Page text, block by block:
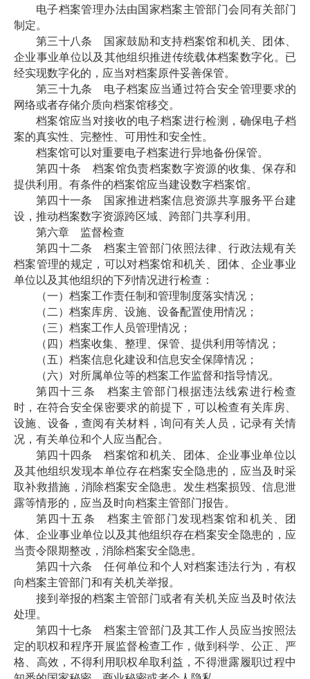
电子档案管理办法由国家档案主管部门会同有关部门
制定。
第三十八条 国家鼓励和支持档案馆和机关、团体、
企业事业单位以及其他组织推进传统载体档案数字化。已
经实现数字化的，应当对档案原件妥善保管。
第三十九条 电子档案应当通过符合安全管理要求的
网络或者存储介质向档案馆移交。
档案馆应当对接收的电子档案进行检测，确保电子档
案的真实性、完整性、可用性和安全性。
档案馆可以对重要电子档案进行异地备份保管。
第四十条 档案馆负责档案数字资源的收集、保存和
提供利用。有条件的档案馆应当建设数字档案馆。
第四十一条 国家推进档案信息资源共享服务平台建
设，推动档案数字资源跨区域、跨部门共享利用。
第六章 监督检查
第四十二条 档案主管部门依照法律、行政法规有关
档案管理的规定，可以对档案馆和机关、团体、企业事业
单位以及其他组织的下列情况进行检查：
（一）档案工作责任制和管理制度落实情况；
（二）档案库房、设施、设备配置使用情况；
（三）档案工作人员管理情况；
（四）档案收集、整理、保管、提供利用等情况；
（五）档案信息化建设和信息安全保障情况；
（六）对所属单位等的档案工作监督和指导情况。
第四十三条 档案主管部门根据违法线索进行检查
时，在符合安全保密要求的前提下，可以检查有关库房、
设施、设备，查阅有关材料，询问有关人员，记录有关情
况，有关单位和个人应当配合。
第四十四条 档案馆和机关、团体、企业事业单位以
及其他组织发现本单位存在档案安全隐患的，应当及时采
取补救措施，消除档案安全隐患。发生档案损毁、信息泄
露等情形的，应当及时向档案主管部门报告。
第四十五条 档案主管部门发现档案馆和机关、团
体、企业事业单位以及其他组织存在档案安全隐患的，应
当责令限期整改，消除档案安全隐患。
第四十六条 任何单位和个人对档案违法行为，有权
向档案主管部门和有关机关举报。
接到举报的档案主管部门或者有关机关应当及时依法
处理。
第四十七条 档案主管部门及其工作人员应当按照法
定的职权和程序开展监督检查工作，做到科学、公正、严
格、高效，不得利用职权牟取利益，不得泄露履职过程中